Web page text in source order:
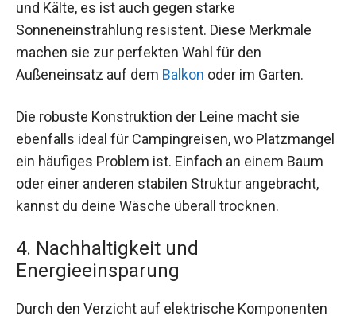
und Kälte, es ist auch gegen starke
Sonneneinstrahlung resistent. Diese Merkmale
machen sie zur perfekten Wahl für den
Außeneinsatz auf dem Balkon oder im Garten.
Die robuste Konstruktion der Leine macht sie
ebenfalls ideal für Campingreisen, wo Platzmangel
ein häufiges Problem ist. Einfach an einem Baum
oder einer anderen stabilen Struktur angebracht,
kannst du deine Wäsche überall trocknen.
4. Nachhaltigkeit und
Energieeinsparung
Durch den Verzicht auf elektrische Komponenten